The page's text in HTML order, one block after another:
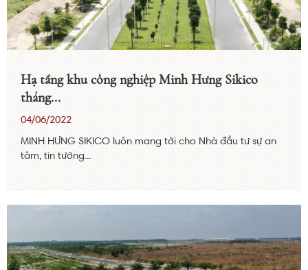
Hạ tầng khu công nghiệp Minh Hưng Sikico
tháng...
04/06/2022
MINH HƯNG SIKICO luôn mang tới cho Nhà đầu tư sự an
tâm, tin tưởng...